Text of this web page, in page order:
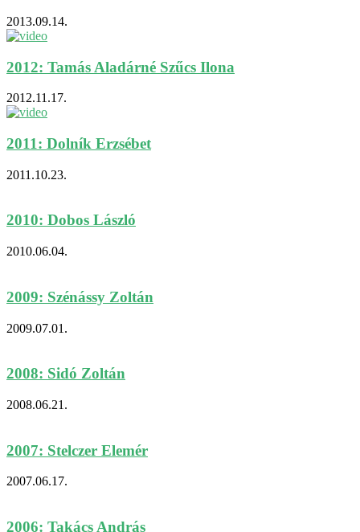
2013.09.14.
2012: Tamás Aladárné Szűcs Ilona
2012.11.17.
2011: Dolník Erzsébet
2011.10.23.
2010: Dobos László
2010.06.04.
2009: Szénássy Zoltán
2009.07.01.
2008: Sidó Zoltán
2008.06.21.
2007: Stelczer Elemér
2007.06.17.
2006: Takács András